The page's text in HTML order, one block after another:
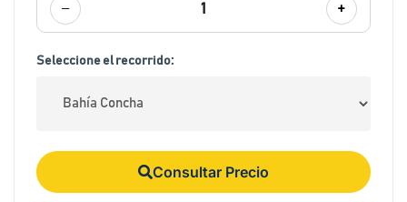
− 1 +
Seleccione el recorrido:
Consultar Precio